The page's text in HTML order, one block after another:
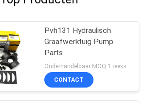
Pvh131 Hydraulisch
Graafwerktuig Pump
Parts
Onderhandelbaar MOQ:1 reeks
CONTACT